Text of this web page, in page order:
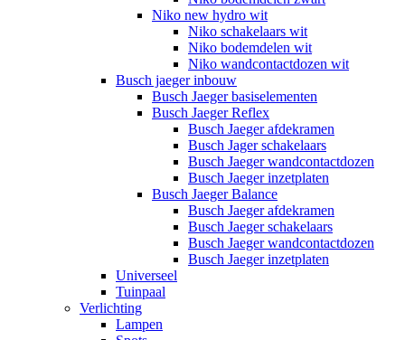
Niko new hydro wit
Niko schakelaars wit
Niko bodemdelen wit
Niko wandcontactdozen wit
Busch jaeger inbouw
Busch Jaeger basiselementen
Busch Jaeger Reflex
Busch Jaeger afdekramen
Busch Jager schakelaars
Busch Jaeger wandcontactdozen
Busch Jaeger inzetplaten
Busch Jaeger Balance
Busch Jaeger afdekramen
Busch Jaeger schakelaars
Busch Jaeger wandcontactdozen
Busch Jaeger inzetplaten
Universeel
Tuinpaal
Verlichting
Lampen